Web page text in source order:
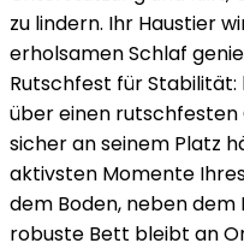
zu lindern. Ihr Haustier
erholsamen Schlaf
Rutschfest für
über einen rutschfesten
sicher an seinem Platz
aktivsten Momente
dem Boden, neben dem
robuste Bett bleibt an